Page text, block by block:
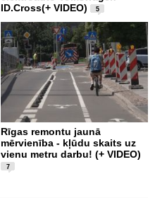
ID.Cross(+ VIDEO)
5
Rīgas remontu jaunā
mērvienība - kļūdu skaits uz
vienu metru darbu! (+ VIDEO)
7